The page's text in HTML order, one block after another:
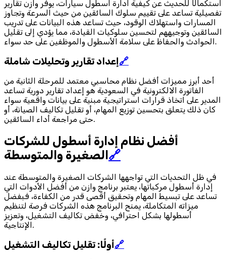
استكمالًا للحديث عن كيفية ادارة اسطول سيارات، يوفر وازن تقارير
تفصيلية تساعد على تقييم سلوك السائقين من حيث السرعة وتجاوز
المسارات واستهلاك الوقود، حيث تساعد هذه البيانات على تدريب
السائقين وتوجيههم لتحسين سلوكيات القيادة، مما يؤدي إلى تقليل
الحوادث والحفاظ على سلامة الأسطول والموظفين على حد سواء.
إعداد تقارير وتحليلات شاملة🔗
أحد أبرز مميزات أفضل نظام محاسبي معتمد للمرحلة الثانية من
الفاتورة الالكترونية في السعودية هو إعداد تقارير دورية تساعد
المدير على اتخاذ قرارات استراتيجية مبنية على بيانات واقعية سواء
كان ذلك يتعلق بتحسين توزيع المهام، أو تقليل تكاليف الصيانة، أو
حتى مراجعة أداء السائقين.
أفضل نظام إدارة أسطول للشركات
الصغيرة والمتوسطة 🔗
في ظل التحديات التي تواجهها الشركات الصغيرة والمتوسطة عند
إدارة أسطول مركباتها، يعتبر برنامج وازن من أفضل الأدوات التي
تساعد على تبسيط المهام وتحقيق أقصى قدر من الكفاءة، فبفضل
ميزاته المتكاملة، يمنح البرنامج هذه الشركات فرصة لتنظيم
أسطولها بشكل احترافي، وخفض تكاليف التشغيل، وتعزيز
الإنتاجية.
أولًا: تقليل تكاليف التشغيل🔗